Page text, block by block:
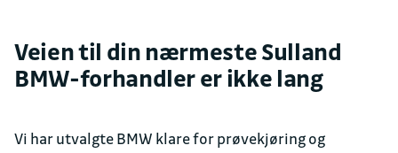
Veien til din nærmeste Sulland
BMW-forhandler er ikke lang
Vi har utvalgte BMW klare for prøvekjøring og